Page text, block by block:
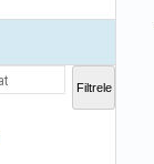
Filtrele